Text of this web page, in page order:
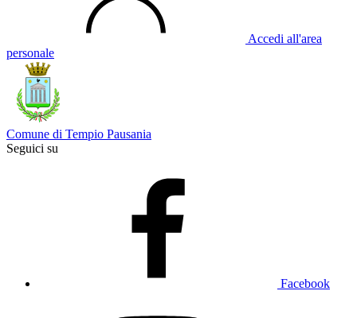
Accedi all'area
personale
Comune di Tempio Pausania
Seguici su
Facebook